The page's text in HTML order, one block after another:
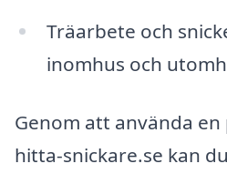
Träarbete och
inomhus och
Genom att använda
hitta-snickare.se kan